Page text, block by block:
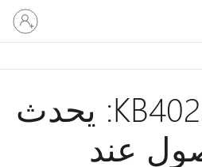
تسجيل
الدخول
إلى
KB4024840 - FIX: يحدث
عند